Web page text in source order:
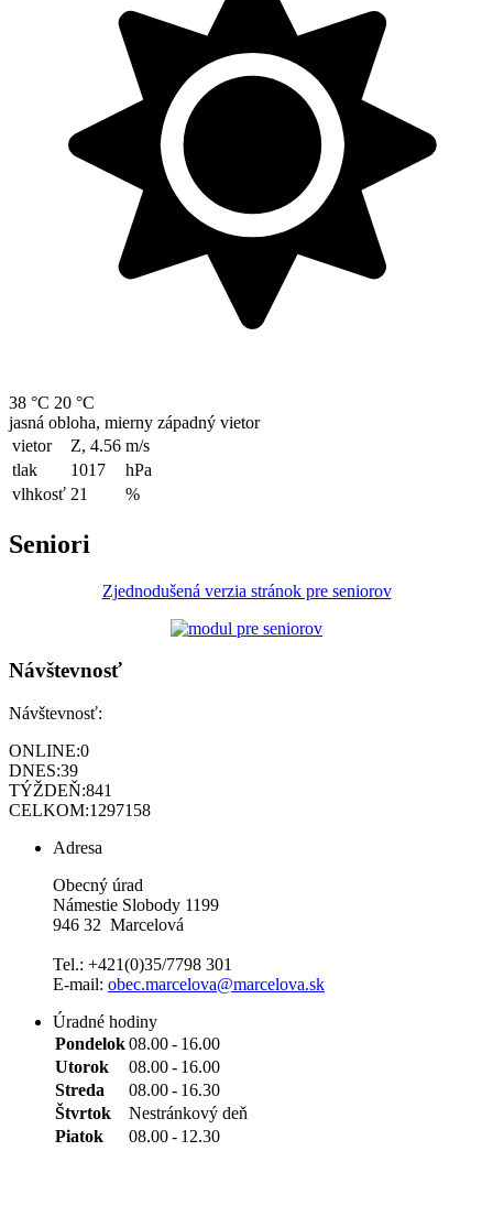
38 °C 20 °C
jasná obloha, mierny západný vietor
vietor
Z, 4.56 m/s
tlak
1017
hPa
vlhkosť 21 %
Seniori
Zjednodušená verzia stránok pre seniorov
Návštevnosť
Návštevnosť:
ONLINE:0
DNES:39
TÝŽDEŇ:841
CELKOM:1297158
Adresa
Obecný úrad
Námestie Slobody 1199
946 32 Marcelová
Tel.: +421(0)35/7798 301
E-mail: obec.marcelova@marcelova.sk
Úradné hodiny
Pondelok08.00- 16.00
Utorok
08.00- 16.00
Streda
08.00- 16.30
Štvrtok
Nestránkový deň
Piatok
08.00- 12.30